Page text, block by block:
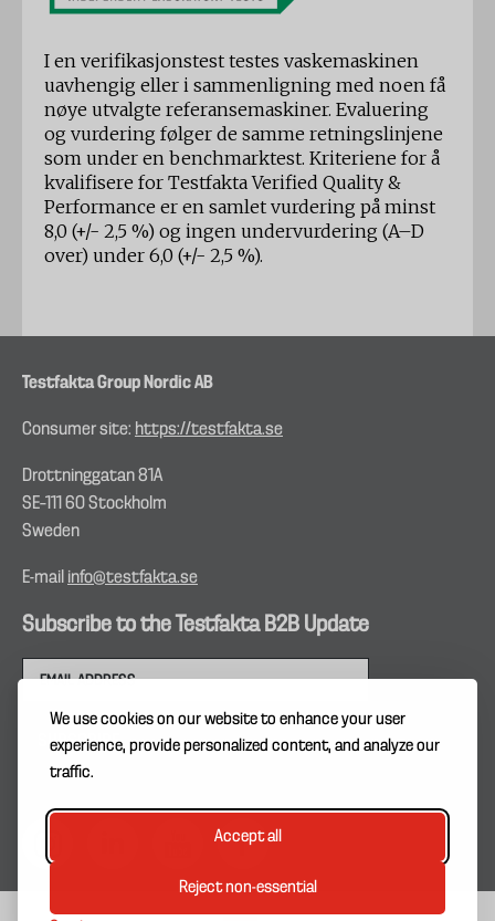
We use cookies on our website to enhance your user
experience, provide personalized content, and analyze our
traffic.
Accept all
Reject non-essential
I en verifikasjonstest testes vaskemaskinen
uavhengig eller i sammenligning med noen få
nøye utvalgte referansemaskiner. Evaluering
og vurdering følger de samme retningslinjene
som under en benchmarktest. Kriteriene for å
kvalifisere for Testfakta Verified Quality &
Performance er en samlet vurdering på minst
8,0 (+/- 2,5 %) og ingen undervurdering (A–D
over) under 6,0 (+/- 2,5 %).
Testfakta Group Nordic AB
Consumer site: https://testfakta.se
Drottninggatan 81A
SE–111 60 Stockholm
Sweden
E-mail info@testfakta.se
Subscribe to the Testfakta B2B Update